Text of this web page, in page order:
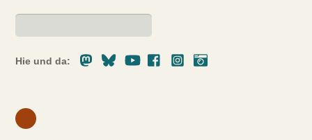
Hie und da:
MastodonBlueskyYoutubeFacebookInstagram